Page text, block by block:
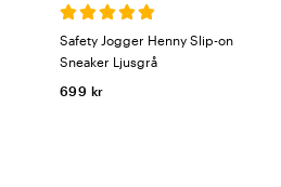
Safety Jogger Henny Slip-on
Sneaker Ljusgrå
699 kr